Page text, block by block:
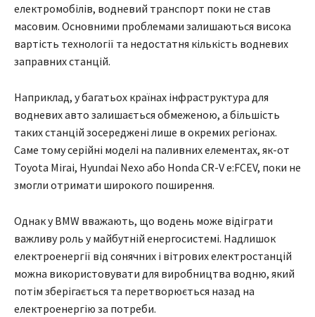
електромобілів, водневий транспорт поки не став
масовим. Основними проблемами залишаються висока
вартість технології та недостатня кількість водневих
заправних станцій.
Наприклад, у багатьох країнах інфраструктура для
водневих авто залишається обмеженою, а більшість
таких станцій зосереджені лише в окремих регіонах.
Саме тому серійні моделі на паливних елементах, як-от
Toyota Mirai, Hyundai Nexo або Honda CR-V e:FCEV, поки не
змогли отримати широкого поширення.
Однак у BMW вважають, що водень може відіграти
важливу роль у майбутній енергосистемі. Надлишок
електроенергії від сонячних і вітрових електростанцій
можна використовувати для виробництва водню, який
потім зберігається та перетворюється назад на
електроенергію за потреби.